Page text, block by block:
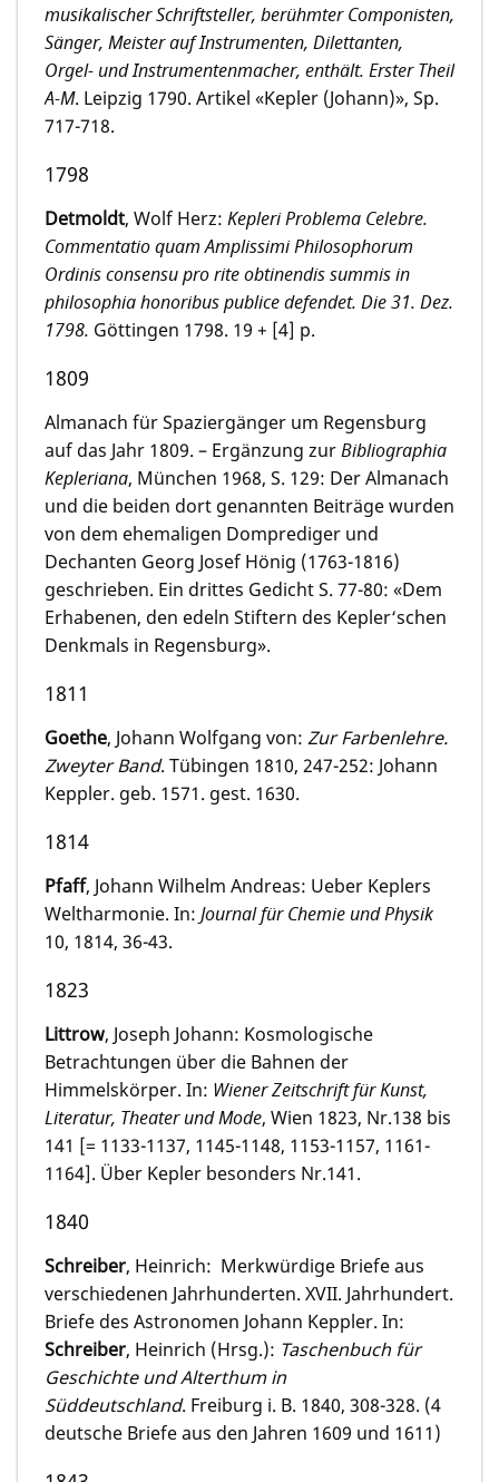
musikalischer Schriftsteller, berühmter Componisten,
Sänger, Meister auf Instrumenten, Dilettanten,
Orgel- und Instrumentenmacher, enthält. Erster Theil
A-M. Leipzig 1790. Artikel «Kepler (Johann)», Sp.
717-718.
1798
Detmoldt, Wolf Herz: Kepleri Problema Celebre.
Commentatio quam Amplissimi Philosophorum
Ordinis consensu pro rite obtinendis summis in
philosophia honoribus publice defendet. Die 31. Dez.
1798. Göttingen 1798. 19 + [4] p.
1809
Almanach für Spaziergänger um Regensburg
auf das Jahr 1809. – Ergänzung zurBibliographia
Kepleriana, München 1968, S. 129: Der Almanach
und die beiden dort genannten Beiträge wurden
von dem ehemaligen Domprediger und
Dechanten Georg Josef Hönig (1763-1816)
geschrieben. Ein drittes Gedicht S. 77-80: «Dem
Erhabenen, den edeln Stiftern des Kepler‘schen
Denkmals in Regensburg».
1811
Goethe, Johann Wolfgang von: Zur Farbenlehre.
Zweyter Band. Tübingen 1810, 247-252: Johann
Keppler. geb. 1571. gest. 1630.
1814
Pfaff, Johann Wilhelm Andreas: Ueber Keplers
Weltharmonie. In: Journal für Chemie und Physik
10, 1814, 36-43.
1823
Littrow, Joseph Johann: Kosmologische
Betrachtungen über die Bahnen der
Himmelskörper. In: Wiener Zeitschrift für Kunst,
Literatur, Theater und Mode, Wien 1823, Nr.138 bis
141 [= 1133-1137, 1145-1148, 1153-1157, 1161-
1164]. Über Kepler besonders Nr.141.
1840
Schreiber, Heinrich: Merkwürdige Briefe aus
verschiedenen Jahrhunderten. XVII. Jahrhundert.
Briefe des Astronomen Johann Keppler. In:
Schreiber, Heinrich (Hrsg.): Taschenbuch für
Geschichte und Alterthum in
Süddeutschland. Freiburg i. B. 1840, 308-328. (4
deutsche Briefe aus den Jahren 1609 und 1611)